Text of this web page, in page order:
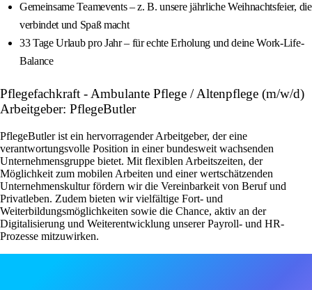
Gemeinsame Teamevents – z. B. unsere jährliche Weihnachtsfeier, die
verbindet und Spaß macht
33 Tage Urlaub pro Jahr – für echte Erholung und deine Work-Life-
Balance
Pflegefachkraft - Ambulante Pflege / Altenpflege (m/w/d)
Arbeitgeber: PflegeButler
PflegeButler ist ein hervorragender Arbeitgeber, der eine
verantwortungsvolle Position in einer bundesweit wachsenden
Unternehmensgruppe bietet. Mit flexiblen Arbeitszeiten, der
Möglichkeit zum mobilen Arbeiten und einer wertschätzenden
Unternehmenskultur fördern wir die Vereinbarkeit von Beruf und
Privatleben. Zudem bieten wir vielfältige Fort- und
Weiterbildungsmöglichkeiten sowie die Chance, aktiv an der
Digitalisierung und Weiterentwicklung unserer Payroll- und HR-
Prozesse mitzuwirken.